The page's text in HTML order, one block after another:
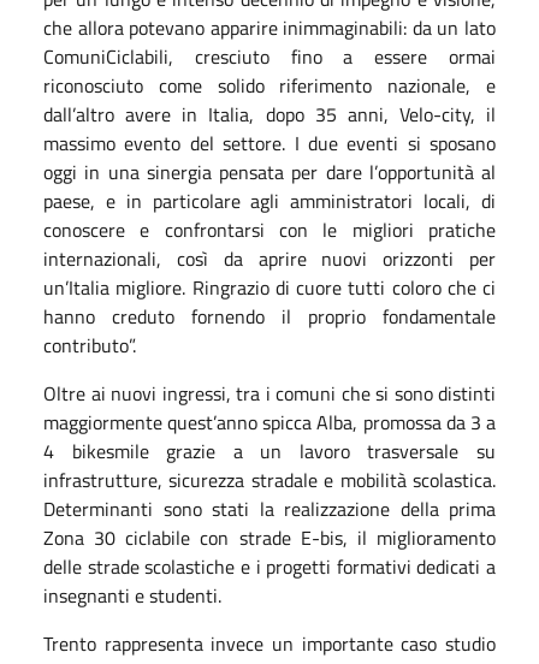
che allora potevano apparire inimmaginabili: da un lato
ComuniCiclabili, cresciuto fino a essere ormai
riconosciuto come solido riferimento nazionale, e
dall’altro avere in Italia, dopo 35 anni, Velo-city, il
massimo evento del settore. I due eventi si sposano
oggi in una sinergia pensata per dare l’opportunità al
paese, e in particolare agli amministratori locali, di
conoscere e confrontarsi con le migliori pratiche
internazionali, così da aprire nuovi orizzonti per
un’Italia migliore. Ringrazio di cuore tutti coloro che ci
hanno creduto fornendo il proprio fondamentale
contributo”.
Oltre ai nuovi ingressi, tra i comuni che si sono distinti
maggiormente quest’anno spicca Alba, promossa da 3 a
4 bikesmile grazie a un lavoro trasversale su
infrastrutture, sicurezza stradale e mobilità scolastica.
Determinanti sono stati la realizzazione della prima
Zona 30 ciclabile con strade E-bis, il miglioramento
delle strade scolastiche e i progetti formativi dedicati a
insegnanti e studenti.
Trento rappresenta invece un importante caso studio